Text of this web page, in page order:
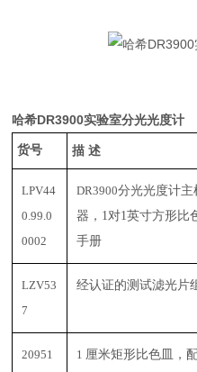
哈希DR3900实验室分光光度计
货号 描 述
LPV44
0.99.0
0002
DR3900分光光度计主
器， 1对1英寸方形比
手册
LZV53
7
经认证的测试滤光片
20951
1 厘米矩形比色皿，